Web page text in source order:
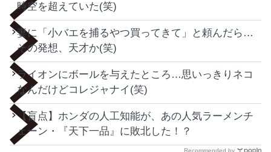
時空を超えていた(笑)
妻に「小バエを捕るやつ買ってきて」と頼んだら…
その発想、天才か(笑)
ライオンにボールを与えたところ…思いっきりネコ
なんだけどコレジャナイ(笑)
【盲点】ホンダの人工知能が、あの人気ラーメンチ
ェーン・『天下一品』に敗北した！？
Recommended by